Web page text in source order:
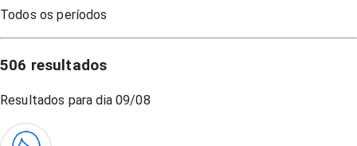
Todos os períodos
506 resultados
Resultados para dia09/08